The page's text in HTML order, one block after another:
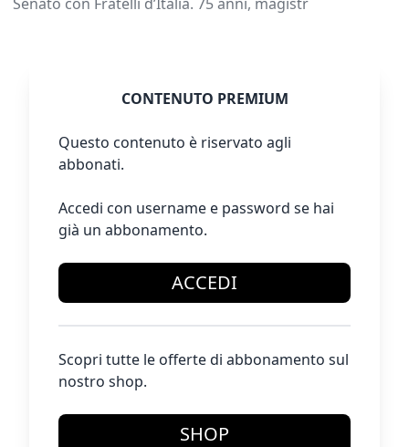
CONTENUTO PREMIUM
Questo contenuto è riservato agli
abbonati.
Accedi con username e password se hai
già un abbonamento.
ACCEDI
Scopri tutte le offerte di abbonamento sul
nostro shop.
SHOP